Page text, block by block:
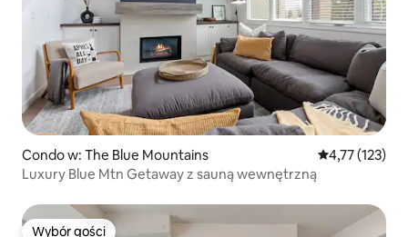
Condo w: The Blue Mountains Średnia
4,77 (123)
Luxury Blue Mtn Getaway z sauną wewnętrzną
Wybór gości